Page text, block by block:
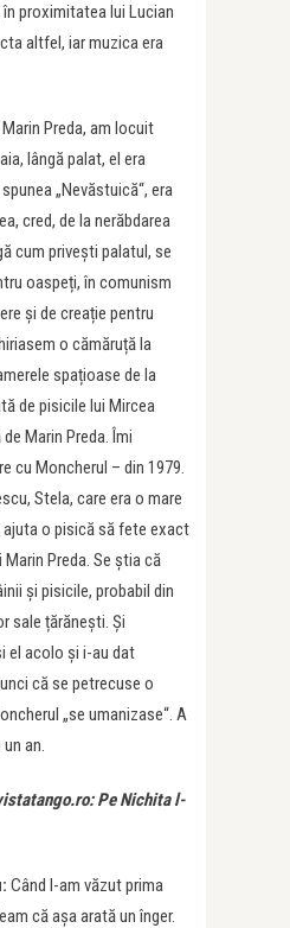
proximitatea lui Lucian
altfel, iar muzica era
Preda, am locuit
lângă palat, el era
„Nevăstuică“, era
cred, de la nerăbdarea
cum privești palatul, se
oaspeți, în comunism
și de creație pentru
o cămăruță la
spațioase de la
de pisicile lui Mircea
Marin Preda. Îmi
cu Moncherul – din 1979.
Stela, care era o mare
ajuta o pisică să fete exact
Preda. Se știa că
și pisicile, probabil din
sale țărănești. Și
el acolo și i-au dat
că se petrecuse o
„se umanizase“. A
an.
Pe Nichita l-
Când l-am văzut prima
că așa arată un înger.